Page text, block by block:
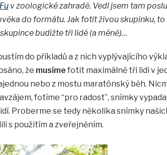
v zoologické zahradě. Vedl jsem tam
do formátu. Jak fotit živou skupinku, to
budižte tři lidé (a méně)…
do příkladů a z nich vyplývajícího
že musíme fotit maximálně tři lidi v
nebo z mostu maratónský běh.
fotíme “pro radost”, snímky
Proberme se tedy několika snímky
s použitím a zveřejněním.